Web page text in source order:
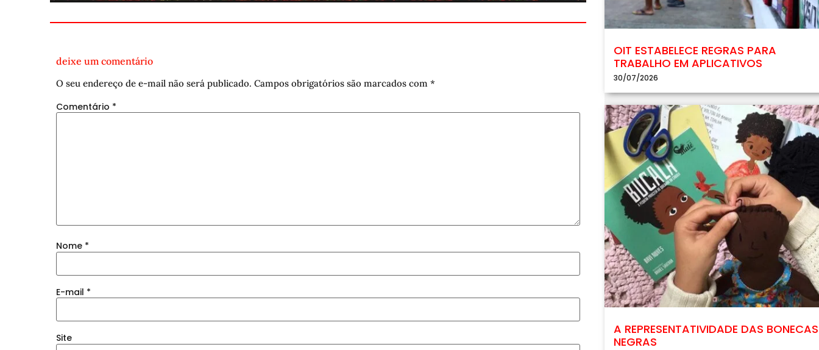
deixe um comentário
O seu endereço de e-mail não será publicado. Campos obrigatórios são marcados com *
Comentário *
Nome *
E-mail *
Site
OIT ESTABELECE REGRAS PARA
TRABALHO EM APLICATIVOS
30/07/2026
A REPRESENTATIVIDADE DAS BONECAS
NEGRAS